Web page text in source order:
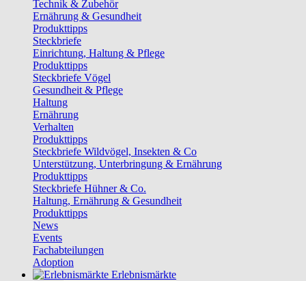
Technik & Zubehör
Ernährung & Gesundheit
Produkttipps
Steckbriefe
Einrichtung, Haltung & Pflege
Produkttipps
Steckbriefe Vögel
Gesundheit & Pflege
Haltung
Ernährung
Verhalten
Produkttipps
Steckbriefe Wildvögel, Insekten & Co
Unterstützung, Unterbringung & Ernährung
Produkttipps
Steckbriefe Hühner & Co.
Haltung, Ernährung & Gesundheit
Produkttipps
News
Events
Fachabteilungen
Adoption
Erlebnismärkte